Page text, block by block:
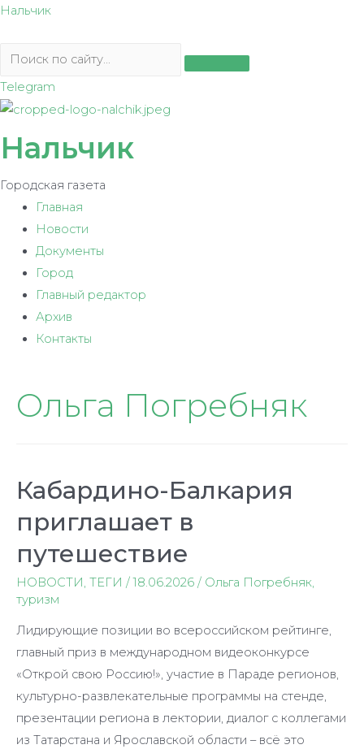
Перейти
содержимому
Нальчик
Telegram
Нальчик
Городская газета
Главная
Новости
Документы
Город
Главный редактор
Архив
Контакты
Ольга Погребняк
Кабардино-Балкария
приглашает в
путешествие
НОВОСТИ, ТЕГИ /18.06.2026 / Ольга Погребняк,
туризм
Лидирующие позиции во всероссийском рейтинге,
главный приз в международном видеоконкурсе
«Открой свою Россию!», участие в Параде регионов,
культурно-развлекательные программы на стенде,
презентации региона в лектории, диалог с коллегами
из Татарстана и Ярославской области – всё это